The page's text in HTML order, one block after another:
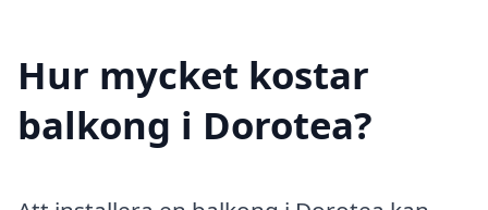
Hur mycket kostar
balkong i Dorotea?